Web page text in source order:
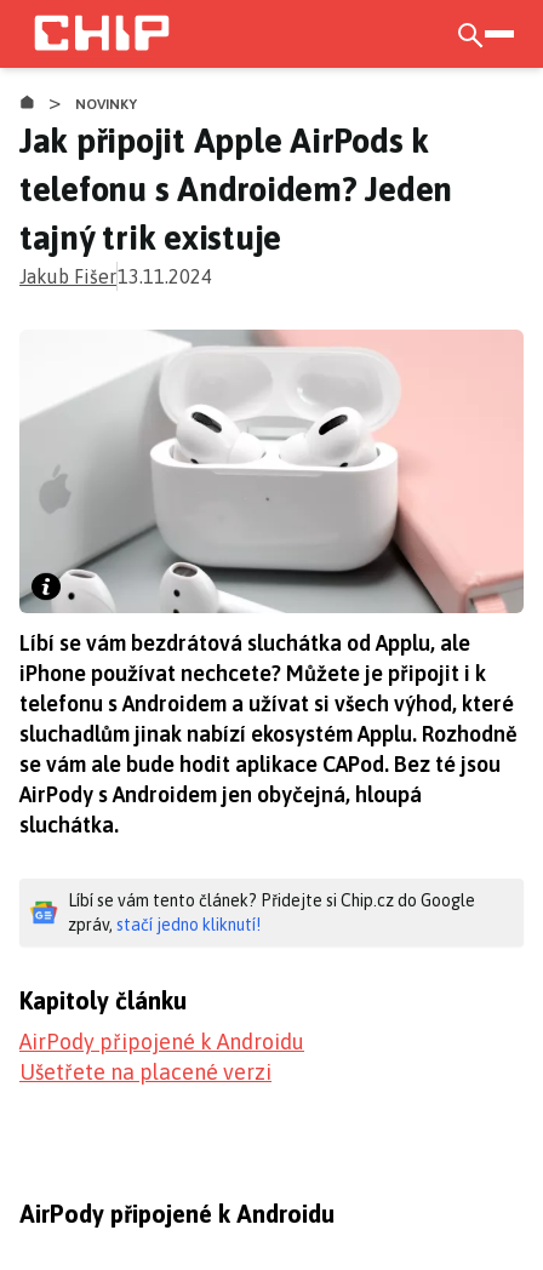
Přejít
hlavnímu
obsahu
> NOVINKY
Jak připojit Apple AirPods k
telefonu s Androidem? Jeden
tajný trik existuje
Jakub Fišer13.11.2024
Líbí se vám bezdrátová sluchátka od Applu, ale
iPhone používat nechcete? Můžete je připojit i k
telefonu s Androidem a užívat si všech výhod, které
sluchadlům jinak nabízí ekosystém Applu. Rozhodně
se vám ale bude hodit aplikace CAPod. Bez té jsou
AirPody s Androidem jen obyčejná, hloupá
sluchátka.
Líbí se vám tento článek? Přidejte si Chip.cz do Google
zpráv, stačí jedno kliknutí!
Kapitoly článku
AirPody připojené k Androidu
Ušetřete na placené verzi
AirPody připojené k Androidu